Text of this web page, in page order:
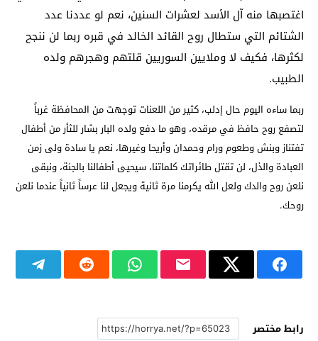
اغتصبها منه آل الأسد لعشرات السنين، نعم لو عددنا عدد
الشتائم التي ستطال روح القائد الخالد في قبره ربما لن ننجح
لكثرها، فكيف لا وملايين السوريين قلتهم وهجرهم ولده
الطبيب.
ربما ساءه اليوم حال إدلب، كثير من اللعنات توجهت من المحافظة غرباً
لتصفع روح حافظ في مرقده، وهو ما دفع ولده البار بشار للثأر من أطفال
تفتناز وبنش وطعوم ورام وحمدان وأريحا وغيرها، نعم يا سادة ولى زمن
العبادة والذل، لن تقتل طائراتك كلماتنا، سيحيى أطفالنا بالجنة، ونبقى
نلعن روح والدك ولعل الله يكرمنا مرة ثانية ويجعل لنا عرساً ثانياً عندما نلعن
روحك.
رابط مختصر